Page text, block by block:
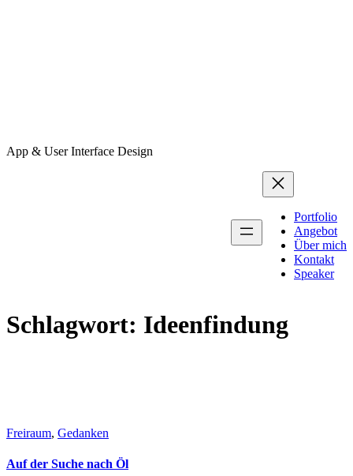
App & User Interface Design
Portfolio
Angebot
Über mich
Kontakt
Speaker
Schlagwort: Ideenfindung
Freiraum, Gedanken
Auf der Suche nach Öl